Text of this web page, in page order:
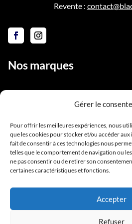
Gérer le
Pour offrir les meilleures expériences, nous
que les cookies pour stocker et/ou accéder
fait de consentir à ces technologies nous
telles que le comportement de navigation ou
ne pas consentir ou de retirer son
certaines caractéristiques et fonctions.
Accepter
Refuser
Revente :
Nos marques
Notre
Contact
Conditions